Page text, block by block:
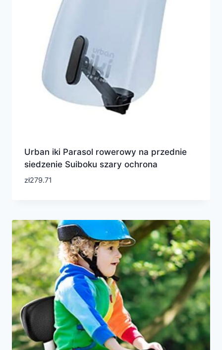
Urban iki Parasol rowerowy na przednie
siedzenie Suiboku szary ochrona
zł279.71